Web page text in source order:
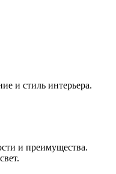
и преимущества.